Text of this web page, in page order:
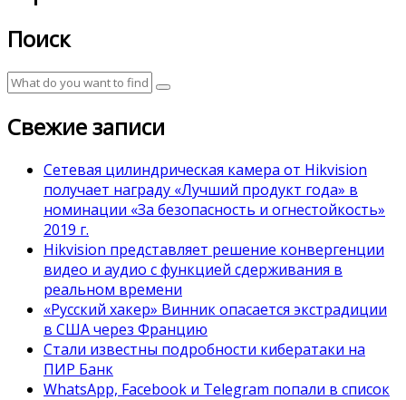
Поиск
Свежие записи
Сетевая цилиндрическая камера от Hikvision
получает награду «Лучший продукт года» в
номинации «За безопасность и огнестойкость»
2019 г.
Hikvision представляет решение конвергенции
видео и аудио с функцией сдерживания в
реальном времени
«Русский хакер» Винник опасается экстрадиции
в США через Францию
Стали известны подробности кибератаки на
ПИР Банк
WhatsApp, Facebook и Telegram попали в список